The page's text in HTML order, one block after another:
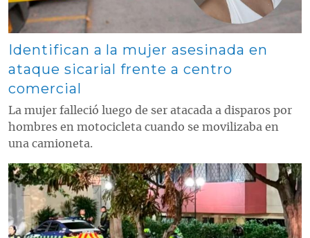
Identifican a la mujer asesinada en
ataque sicarial frente a centro
comercial
La mujer falleció luego de ser atacada a disparos por
hombres en motocicleta cuando se movilizaba en
una camioneta.
Contenido multimedia principal